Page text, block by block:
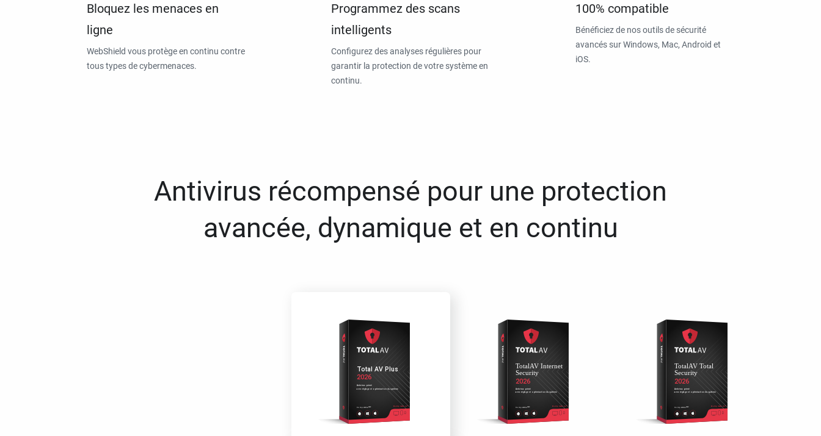
Bloquez les menaces en
ligne
WebShield vous protège en continu contre
tous types de cybermenaces.
Programmez des scans
intelligents
Configurez des analyses régulières pour
garantir la protection de votre système en
continu.
100% compatible
Bénéficiez de nos outils de sécurité
avancés sur Windows, Mac, Android et
iOS.
Antivirus récompensé pour une protection
avancée, dynamique et en continu